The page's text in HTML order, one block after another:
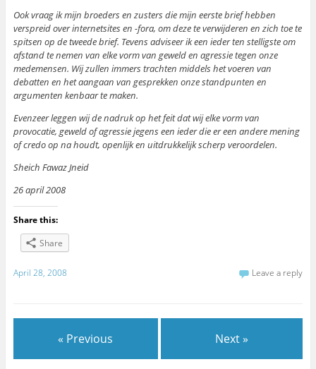
Ook vraag ik mijn broeders en zusters die mijn eerste brief hebben
verspreid over internetsites en -fora, om deze te verwijderen en zich toe te
spitsen op de tweede brief. Tevens adviseer ik een ieder ten stelligste om
afstand te nemen van elke vorm van geweld en agressie tegen onze
medemensen. Wij zullen immers trachten middels het voeren van
debatten en het aangaan van gesprekken onze standpunten en
argumenten kenbaar te maken.
Evenzeer leggen wij de nadruk op het feit dat wij elke vorm van
provocatie, geweld of agressie jegens een ieder die er een andere mening
of credo op na houdt, openlijk en uitdrukkelijk scherp veroordelen.
Sheich Fawaz Jneid
26 april 2008
Share this:
Share
April 28, 2008 Leave a reply
« Previous Next »